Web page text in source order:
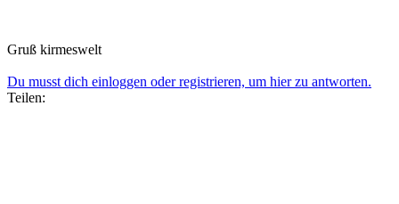
Gruß kirmeswelt
Du musst dich einloggen oder registrieren, um hier zu antworten.
Teilen: